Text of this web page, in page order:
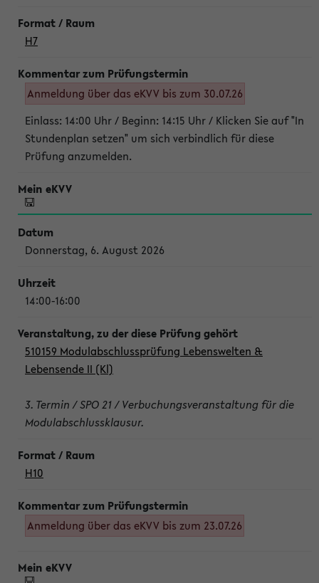
H7
Anmeldung über das eKVV bis zum 30.07.26
Einlass: 14:00 Uhr / Beginn: 14:15 Uhr / Klicken Sie auf "In
Stundenplan setzen" um sich verbindlich für diese
Prüfung anzumelden.
Donnerstag, 6. August 2026
14:00-16:00
510159 Modulabschlussprüfung Lebenswelten &
Lebensende II (Kl)
3. Termin / SPO 21 / Verbuchungsveranstaltung für die
Modulabschlussklausur.
H10
Anmeldung über das eKVV bis zum 23.07.26